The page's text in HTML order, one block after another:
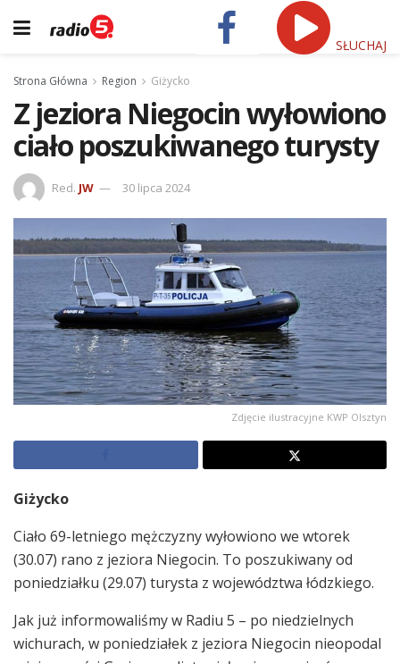
SŁUCHAJ
Strona Główna Region Giżycko
Z jeziora Niegocin wyłowiono
ciało poszukiwanego turysty
Red. JW 30 lipca 2024
Zdjęcie ilustracyjne KWP Olsztyn
Giżycko
Ciało 69-letniego mężczyzny wyłowiono we wtorek
(30.07) rano z jeziora Niegocin. To poszukiwany od
poniedziałku (29.07) turysta z województwa łódzkiego.
Jak już informowaliśmy w Radiu 5 – po niedzielnych
wichurach, w poniedziałek z jeziora Niegocin nieopodal